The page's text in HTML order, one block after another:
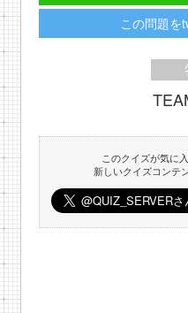
この問題を
このクイズが気に
新しいクイズコンテ